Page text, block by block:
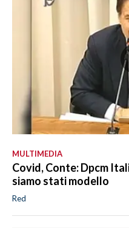
MULTIMEDIA
Covid, Conte: Dpcm
siamo stati modello
Red